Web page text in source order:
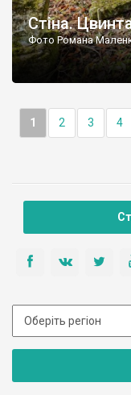
Стіна.
Фото Романа
1 2 3 4